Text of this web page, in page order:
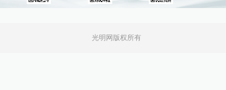
光明网版权所有